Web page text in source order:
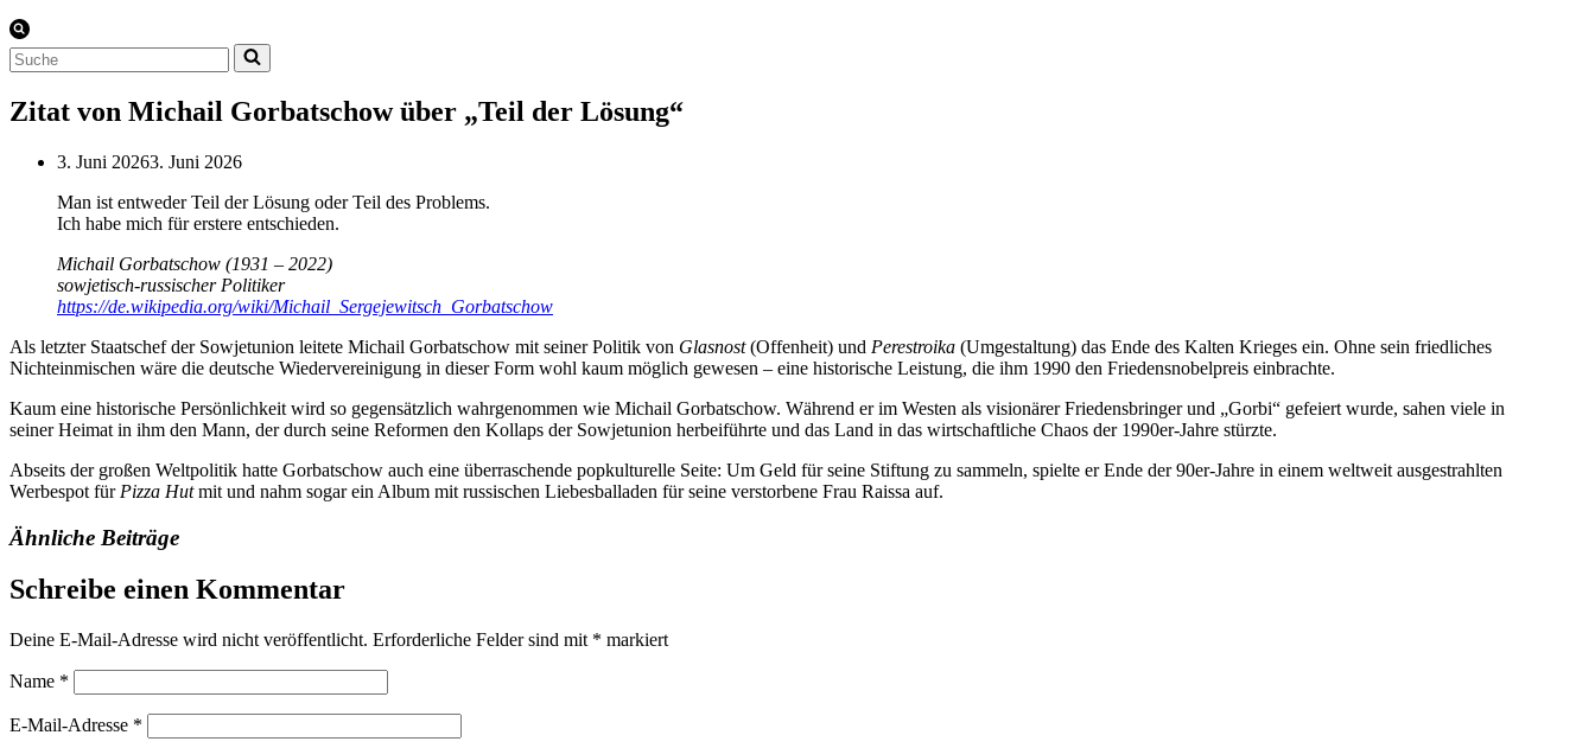
Suchen
nach …
Zitat von Michail Gorbatschow über „Teil der Lösung“
3. Juni 20263. Juni 2026
Man ist entweder Teil der Lösung oder Teil des Problems.
Ich habe mich für erstere entschieden.
Michail Gorbatschow (1931 – 2022)
sowjetisch-russischer Politiker
https://de.wikipedia.org/wiki/Michail_Sergejewitsch_Gorbatschow
Als letzter Staatschef der Sowjetunion leitete Michail Gorbatschow mit seiner Politik von Glasnost(Offenheit) und Perestroika (Umgestaltung) das Ende des Kalten Krieges ein. Ohne sein friedliches
Nichteinmischen wäre die deutsche Wiedervereinigung in dieser Form wohl kaum möglich gewesen – eine historische Leistung, die ihm 1990 den Friedensnobelpreis einbrachte.
Kaum eine historische Persönlichkeit wird so gegensätzlich wahrgenommen wie Michail Gorbatschow. Während er im Westen als visionärer Friedensbringer und „Gorbi“ gefeiert wurde, sahen viele in
seiner Heimat in ihm den Mann, der durch seine Reformen den Kollaps der Sowjetunion herbeiführte und das Land in das wirtschaftliche Chaos der 1990er-Jahre stürzte.
Abseits der großen Weltpolitik hatte Gorbatschow auch eine überraschende popkulturelle Seite: Um Geld für seine Stiftung zu sammeln, spielte er Ende der 90er-Jahre in einem weltweit ausgestrahlten
Werbespot für Pizza Hutmit und nahm sogar ein Album mit russischen Liebesballaden für seine verstorbene Frau Raissa auf.
Ähnliche Beiträge
Schreibe einen Kommentar
Deine E-Mail-Adresse wird nicht veröffentlicht. Erforderliche Felder sind mit * markiert
Name *
E-Mail-Adresse *